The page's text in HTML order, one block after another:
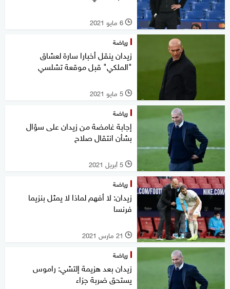
l 6 مايو 2021
رياضة
زيدان ينقل أخبارا سارة لعشاق
"الملكي" قبل موقعة تشلسي
l 5 مايو 2021
رياضة
إجابة غامضة من زيدان على سؤال
بشأن انتقال صلاح
l 5 أبريل 2021
رياضة
زيدان: لا أفهم لماذا لا يمثل بنزيما
فرنسا
l 21 مارس 2021
رياضة
زيدان بعد هزيمة إلتشي: راموس
يستحق ضربة جزاء